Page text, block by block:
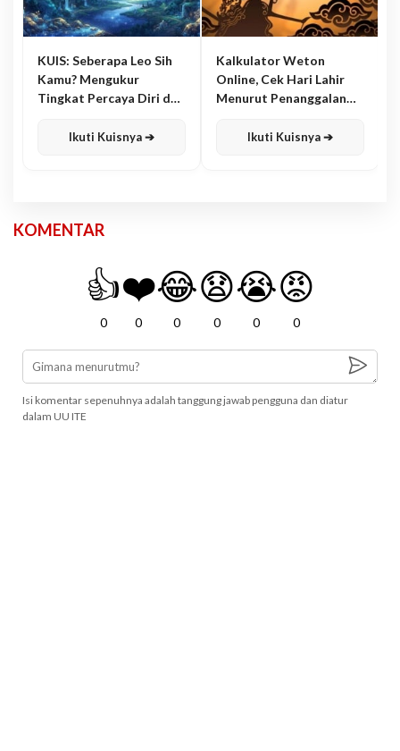
KUIS: Seberapa Leo Sih
Kamu? Mengukur
Tingkat Percaya Diri dan
Ikuti Kuisnya ➔
Kalkulator Weton
Online, Cek Hari Lahir
Menurut Penanggalan
Ikuti Kuisnya ➔
KOMENTAR
👍
0
❤️
0
😂
0
😧
0
😭
0
😡
0
Isi komentar sepenuhnya adalah tanggung jawab pengguna dan diatur
dalam UU ITE